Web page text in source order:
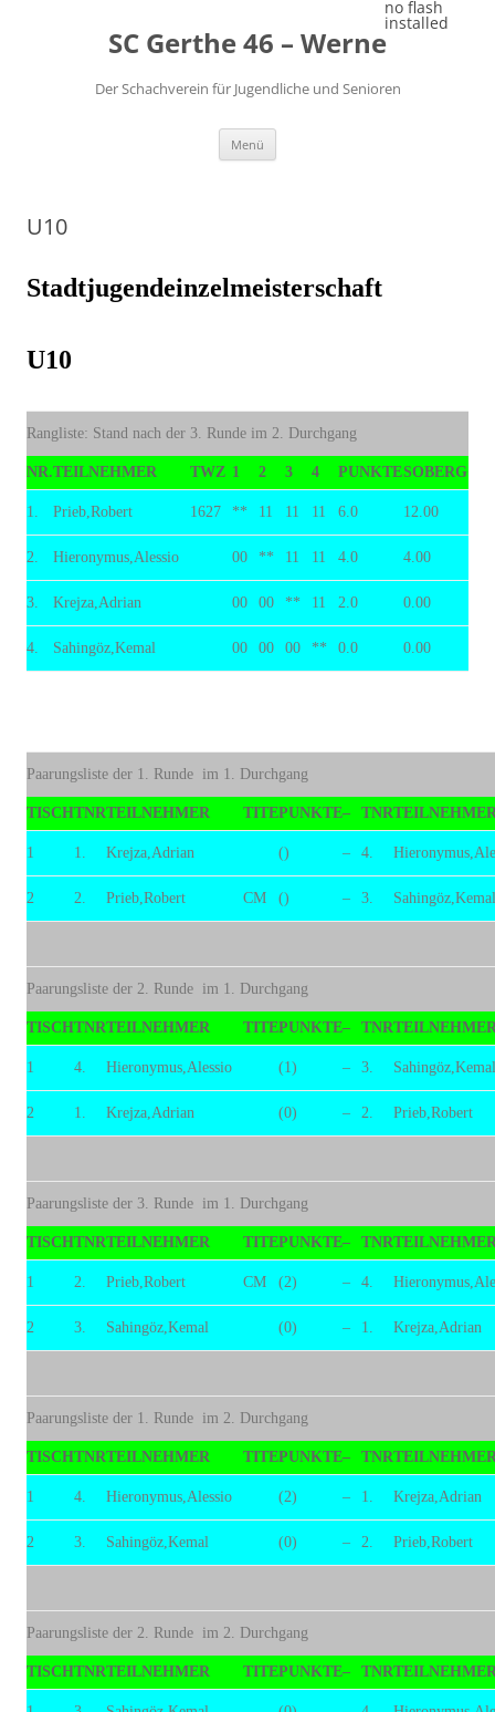
SC Gerthe 46 – Werne
Der Schachverein für Jugendliche und Senioren
Menü
U10
Stadtjugendeinzelmeisterschaft
U10
Rangliste: Stand nach der 3. Runde im 2. Durchgang
NR.TEILNEHMER TWZ 1 2 3 4 PUNKTESOBERG
1. Prieb,Robert 1627 ** 11 11 11 6.0 12.00
2. Hieronymus,Alessio 00 ** 11 11 4.0 4.00
3. Krejza,Adrian 00 00 ** 11 2.0 0.00
4. Sahingöz,Kemal 00 00 00 ** 0.0 0.00
Paarungsliste der 1. Runde im 1. Durchgang
TISCHTNRTEILNEHMER TITEPUNKTE– TNR
1 1. Krejza,Adrian () – 4.
2 2. Prieb,Robert CM () – 3. Sahingöz,Kemal
Paarungsliste der 2. Runde im 1. Durchgang
TISCHTNRTEILNEHMER TITEPUNKTE– TNR
1 4. Hieronymus,Alessio (1) – 3. Sahingöz,Kemal
2 1. Krejza,Adrian (0) – 2. Prieb,Robert
Paarungsliste der 3. Runde im 1. Durchgang
TISCHTNRTEILNEHMER TITEPUNKTE– TNR
1 2. Prieb,Robert CM (2) – 4.
2 3. Sahingöz,Kemal (0) – 1. Krejza,Adrian
Paarungsliste der 1. Runde im 2. Durchgang
TISCHTNRTEILNEHMER TITEPUNKTE– TNR
1 4. Hieronymus,Alessio (2) – 1. Krejza,Adrian
2 3. Sahingöz,Kemal (0) – 2. Prieb,Robert
Paarungsliste der 2. Runde im 2. Durchgang
TISCHTNRTEILNEHMER TITEPUNKTE– TNR
no flash
installed